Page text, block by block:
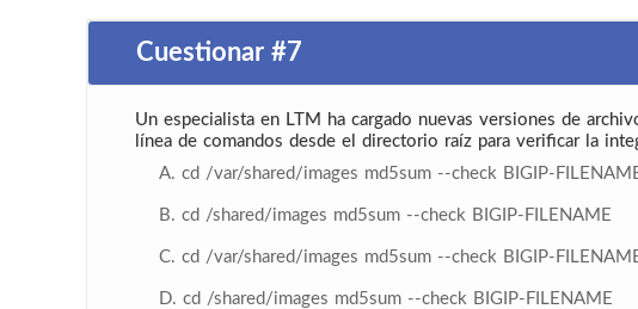
Cuestionar #7
Un especialista en LTM ha cargado nuevas versiones de
línea de comandos desde el directorio raíz para verificar la
A. cd /var/shared/images md5sum --check BIGIP-
B. cd /shared/images md5sum --check BIGIP-FILENAME
C. cd /var/shared/images md5sum --check BIGIP-
D. cd /shared/images md5sum --check BIGIP-FILENAME